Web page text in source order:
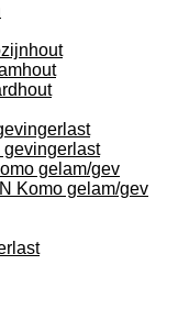
gevingerlast
gelam/gev
Komo gelam/gev